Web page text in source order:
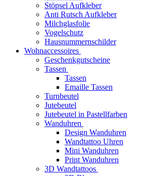
Stöpsel Aufkleber
Anti Rutsch Aufkleber
Milchglasfolie
Vogelschutz
Hausnummernschilder
Wohnaccessoires
Geschenkgutscheine
Tassen
Tassen
Emaille Tassen
Turnbeutel
Jutebeutel
Jutebeutel in Pastellfarben
Wanduhren
Design Wanduhren
Wandtattoo Uhren
Mini Wanduhren
Print Wanduhren
3D Wandtattoos